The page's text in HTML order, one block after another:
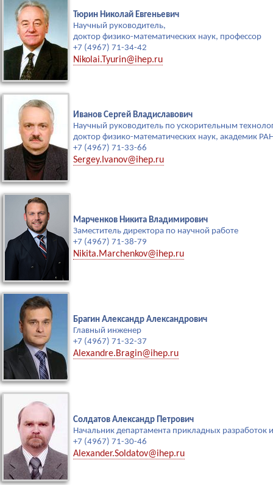
Тюрин Николай Евгеньевич
Научный руководитель,
доктор физико-математических наук, профессор
+7 (4967) 71-34-42
Nikolai.Tyurin@ihep.ru
Иванов Сергей Владиславович
Научный руководитель по ускорительным
доктор физико-математических наук, академик
+7 (4967) 71-33-66
Sergey.Ivanov@ihep.ru
Марченков Никита Владимирович
Заместитель директора по научной работе
+7 (4967) 71-38-79
Nikita.Marchenkov@ihep.ru
Брагин Александр Александрович
Главный инженер
+7 (4967) 71-32-37
Alexandre.Bragin@ihep.ru
Солдатов Александр Петрович
Начальник департамента прикладных разработок
+7 (4967) 71-30-46
Alexander.Soldatov@ihep.ru